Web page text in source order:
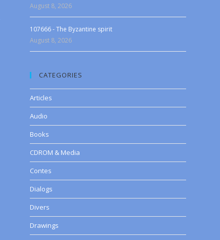
August 8, 2026
107666 - The Byzantine spirit
August 8, 2026
CATEGORIES
Articles
Audio
Books
CDROM & Media
Contes
Dialogs
Divers
Drawings